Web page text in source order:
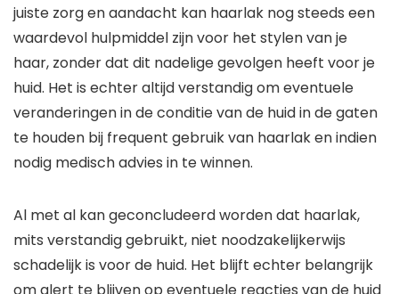
juiste zorg en aandacht kan haarlak nog steeds een
waardevol hulpmiddel zijn voor het stylen van je
haar, zonder dat dit nadelige gevolgen heeft voor je
huid. Het is echter altijd verstandig om eventuele
veranderingen in de conditie van de huid in de gaten
te houden bij frequent gebruik van haarlak en indien
nodig medisch advies in te winnen.
Al met al kan geconcludeerd worden dat haarlak,
mits verstandig gebruikt, niet noodzakelijkerwijs
schadelijk is voor de huid. Het blijft echter belangrijk